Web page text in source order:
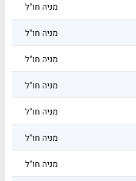
מניה חו"ל
מניה חו"ל
מניה חו"ל
מניה חו"ל
מניה חו"ל
מניה חו"ל
מניה חו"ל